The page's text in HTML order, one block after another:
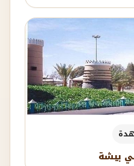
بيشة